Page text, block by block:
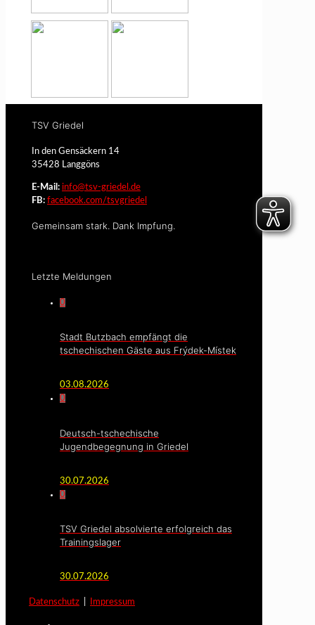
TSV Griedel
In den Gensäckern 14
35428 Langgöns
E-Mail: info@tsv-griedel.de
FB: facebook.com/tsvgriedel
Gemeinsam stark. Dank Impfung.
Letzte Meldungen
0
Stadt Butzbach empfängt die
tschechischen Gäste aus Frýdek-Místek
03.08.2026
0
Deutsch-tschechische
Jugendbegegnung in Griedel
30.07.2026
0
TSV Griedel absolvierte erfolgreich das
Trainingslager
30.07.2026
Datenschutz Impressum